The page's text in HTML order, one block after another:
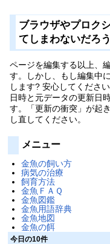
ブラウザやプロク
てしまわないだろ
ページを編集する以上、
す。しかし、もし編集中
します? 安心してください
日時と元データの更新日
す。「更新の衝突」が起
し直してください。
メニュー
金魚の飼い方
病気の治療
飼育方法
金魚ＦＡＱ
金魚図鑑
金魚用語辞典
金魚地図
金魚の餌
今日の10件